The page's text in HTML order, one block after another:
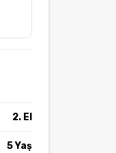
2. El
5 Yaş